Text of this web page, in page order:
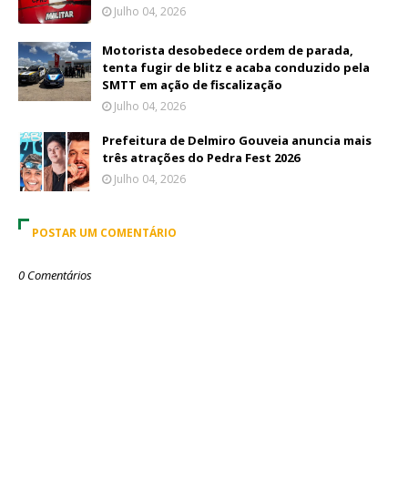
Julho 04, 2026
Motorista desobedece ordem de parada,
tenta fugir de blitz e acaba conduzido pela
SMTT em ação de fiscalização
Julho 04, 2026
Prefeitura de Delmiro Gouveia anuncia mais
três atrações do Pedra Fest 2026
Julho 04, 2026
POSTAR UM COMENTÁRIO
0 Comentários